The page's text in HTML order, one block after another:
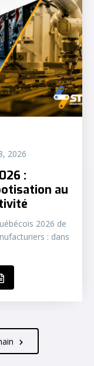
2026
:
au
2026 de
: dans